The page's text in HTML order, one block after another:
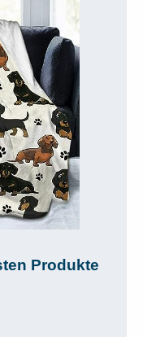
Produkte